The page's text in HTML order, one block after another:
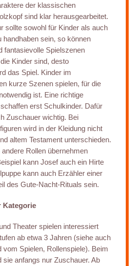
der klassischen
sind klar herausgearbeitet.
sollte sowohl für Kinder als auch
handhaben sein, so können
fantasievolle Spielszenen
Kinder sind, desto
das Spiel. Kinder im
kurze Szenen spielen, für die
ist. Eine richtige
erst Schulkinder. Dafür
Zuschauer wichtig. Bei
wird in der Kleidung nicht
altem Testament unterschieden.
Rollen übernehmen
kann Josef auch ein Hirte
kann auch Erzähler einer
des Gute-Nacht-Rituals sein.
Kategorie
Theater spielen interessiert
ab etwa 3 Jahren (siehe auch
vom Spielen, Rollenspiele). Beim
sie anfangs nur Zuschauer. Ab